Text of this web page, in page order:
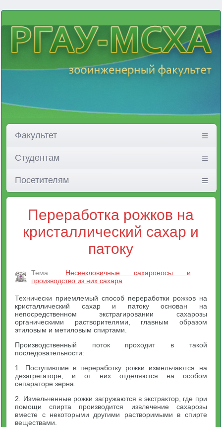
Факультет
Студентам
Посетителям
Переработка рожков на
кристаллический сахар и
патоку
Тема:
Несвекловичные сахароносы и
производство из них сахара
Технически приемлемый способ переработки рожков на
кристаллический сахар и патоку основан на
непосредственном экстрагировании сахарозы
органическими растворителями, главным образом
этиловым и метиловым спиртами.
Производственный поток проходит в такой
последовательности:
1. Поступившие в переработку рожки измельчаются на
дезагрегаторе, и от них отделяются на особом
сепараторе зерна.
2. Измельченные рожки загружаются в экстрактор, где при
помощи спирта производится извлечение сахарозы
вместе с некоторыми другими растворимыми в спирте
веществами.